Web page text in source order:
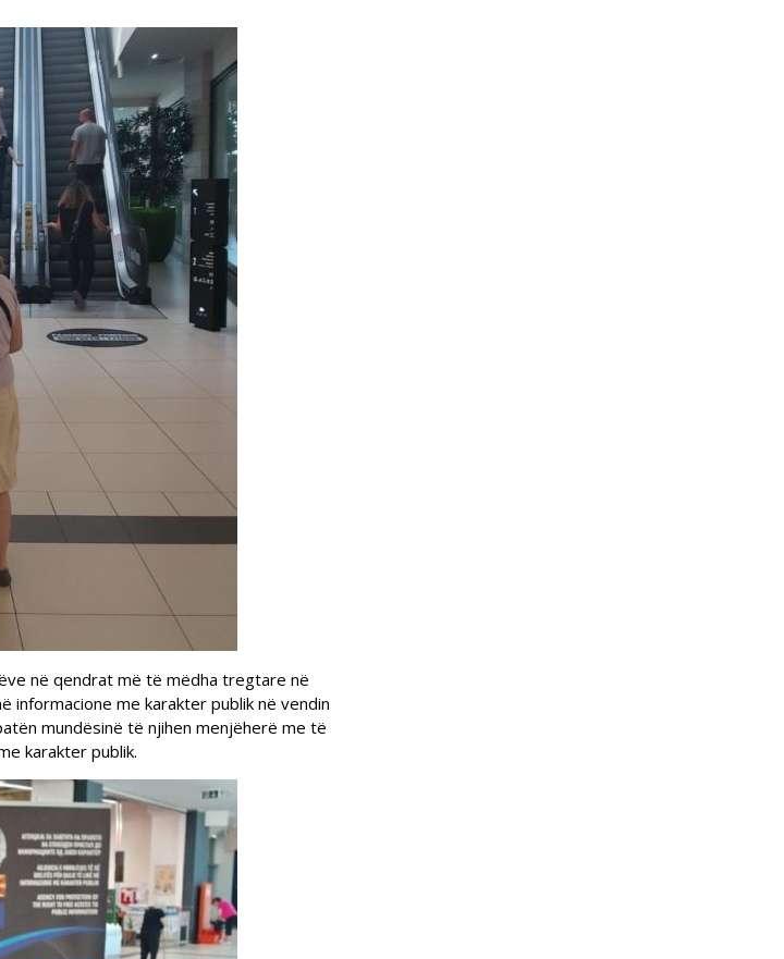
në qendrat më të mëdha tregtare në
informacione me karakter publik në vendin
mundësinë të njihen menjëherë me të
karakter publik.